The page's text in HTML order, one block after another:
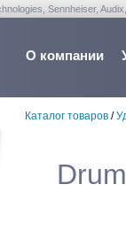
Sennheiser,
О компании
Каталог товаров/